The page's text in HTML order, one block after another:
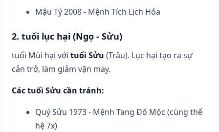
Mậu Tý 2008 - Mệnh Tích Lịch Hỏa
2. tuổi lục hại (Ngọ - Sửu)
tuổi Mùi hại với tuổi Sửu (Trâu). Lục hại tạo ra sự
cản trở, làm giảm vận may.
Các tuổi Sửu cần tránh:
Quý Sửu 1973 - Mệnh Tang Đố Mộc (cùng thế
hệ 7x)